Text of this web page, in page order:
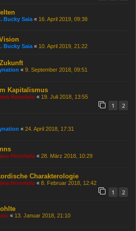
Bucky Saia « 16. April 2019, 09:38
Bucky Saia « 10. April 2019, 21:22
« 9. September 2018, 09:51
Kapitalismus
Honolulu « 19. Juli 2018, 13:55
1 2
« 24. April 2018, 17:31
Honolulu « 28. März 2018, 10:29
Charakterologie
Honolulu « 8. Februar 2018, 12:42
1 2
« 13. Januar 2018, 21:10